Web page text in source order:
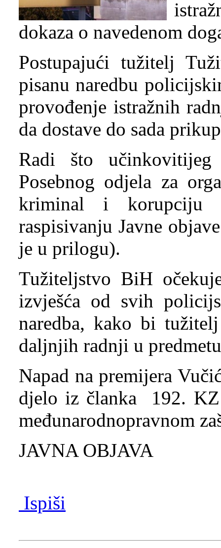
dokaza o navedenom
Postupajući tužitelj
pisanu naredbu
provođenje istražnih
da dostave do sada
Radi što
Posebnog odjela za
kriminal i korupciju
raspisivanju Javne
je u prilogu).
Tužiteljstvo BiH
izvješća od svih
naredba, kako bi
daljnjih radnji u
Napad na premijera
djelo iz članka 192. KZ
međunarodnopravnom
JAVNA OBJAVA
Ispiši